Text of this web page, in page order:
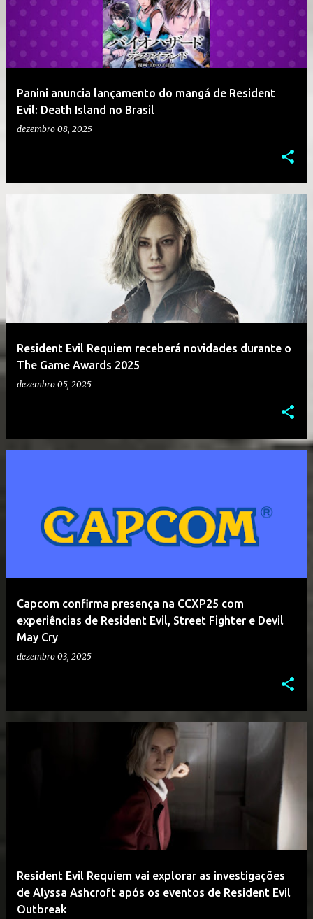
Panini anuncia lançamento do mangá de Resident
Evil: Death Island no Brasil
dezembro 08, 2025
Resident Evil Requiem receberá novidades durante o
The Game Awards 2025
dezembro 05, 2025
Capcom confirma presença na CCXP25 com
experiências de Resident Evil, Street Fighter e Devil
May Cry
dezembro 03, 2025
Resident Evil Requiem vai explorar as investigações
de Alyssa Ashcroft após os eventos de Resident Evil
Outbreak